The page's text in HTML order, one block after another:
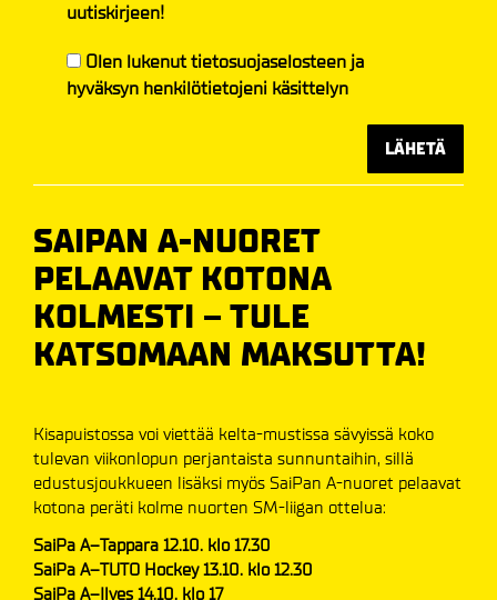
uutiskirjeen!
Olen lukenuttietosuojaselosteen ja
hyväksyn henkilötietojeni käsittelyn
LÄHETÄ
SAIPAN A-NUORET
PELAAVAT KOTONA
KOLMESTI – TULE
KATSOMAAN MAKSUTTA!
Kisapuistossa voi viettää kelta-mustissa sävyissä koko
tulevan viikonlopun perjantaista sunnuntaihin, sillä
edustusjoukkueen lisäksi myös SaiPan A-nuoret pelaavat
kotona peräti kolme nuorten SM-liigan ottelua:
SaiPa A–Tappara 12.10. klo 17.30
SaiPa A–TUTO Hockey 13.10. klo 12.30
SaiPa A–Ilves 14.10. klo 17